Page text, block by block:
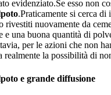
evidenziato.Se esso non
.Praticamente si cerca
nuovamente da
e una buona quantità di
per le azioni che non
realmente la possibilità di
e grande diffusione